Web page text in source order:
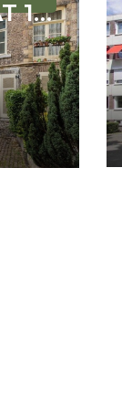
SINT JACOBSTRAAT 14 A01